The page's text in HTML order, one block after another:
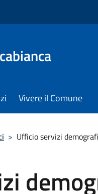
Vivere il Comune
> Ufficio servizi